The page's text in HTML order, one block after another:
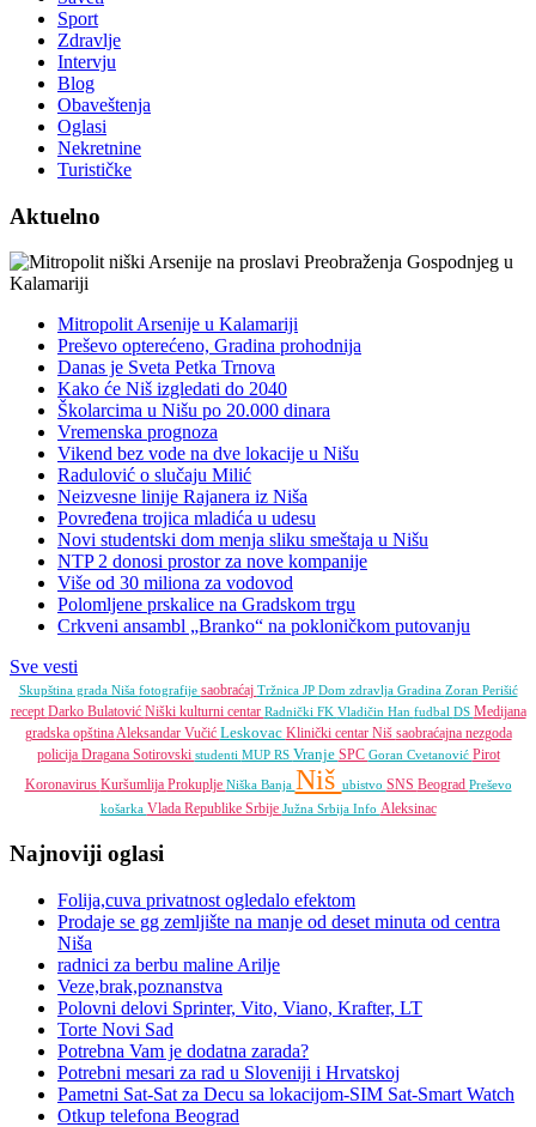
Sport
Zdravlje
Intervju
Blog
Obaveštenja
Oglasi
Nekretnine
Turističke
Aktuelno
Mitropolit Arsenije u Kalamariji
Preševo opterećeno, Gradina prohodnija
Danas je Sveta Petka Trnova
Kako će Niš izgledati do 2040
Školarcima u Nišu po 20.000 dinara
Vremenska prognoza
Vikend bez vode na dve lokacije u Nišu
Radulović o slučaju Milić
Neizvesne linije Rajanera iz Niša
Povređena trojica mladića u udesu
Novi studentski dom menja sliku smeštaja u Nišu
NTP 2 donosi prostor za nove kompanije
Više od 30 miliona za vodovod
Polomljene prskalice na Gradskom trgu
Crkveni ansambl „Branko“ na pokloničkom putovanju
Sve vesti
Skupština grada Niša fotografije saobraćaj Tržnica JP Dom zdravlja Gradina Zoran Perišić
receptDarko Bulatović Niški kulturni centar Radnički FK Vladičin Han fudbal DS Medijana
gradska opštinaAleksandar Vučić Leskovac Klinički centar Niš saobraćajna nezgoda
policija Dragana Sotirovski studenti MUP RS Vranje SPC Goran Cvetanović Pirot
Koronavirus Kuršumlija Prokuplje Niška Banja Niš ubistvo SNS Beograd Preševo
košarka Vlada Republike Srbije Južna Srbija Info Aleksinac
Najnoviji oglasi
Folija,cuva privatnost ogledalo efektom
Prodaje se gg zemljište na manje od deset minuta od centra
Niša
radnici za berbu maline Arilje
Veze,brak,poznanstva
Polovni delovi Sprinter, Vito, Viano, Krafter, LT
Torte Novi Sad
Potrebna Vam je dodatna zarada?
Potrebni mesari za rad u Sloveniji i Hrvatskoj
Pametni Sat-Sat za Decu sa lokacijom-SIM Sat-Smart Watch
Otkup telefona Beograd